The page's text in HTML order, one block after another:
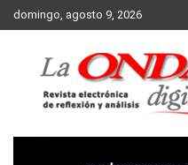
Skip
to
domingo, agosto 9, 2026